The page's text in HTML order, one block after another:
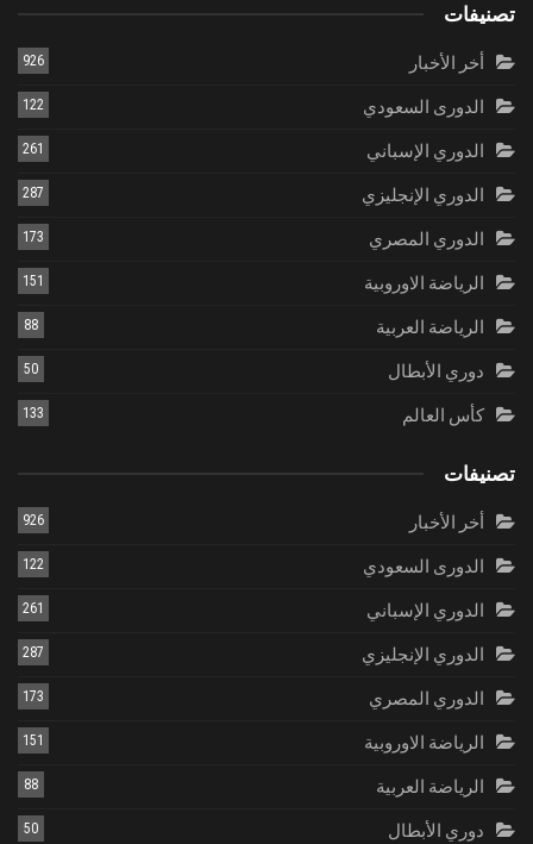
تصنيفات
أخر الأخبار 926
الدورى السعودي 122
الدوري الإسباني 261
الدوري الإنجليزي 287
الدوري المصري 173
الرياضة الاوروبية 151
الرياضة العربية 88
دوري الأبطال 50
كأس العالم 133
تصنيفات
أخر الأخبار 926
الدورى السعودي 122
الدوري الإسباني 261
الدوري الإنجليزي 287
الدوري المصري 173
الرياضة الاوروبية 151
الرياضة العربية 88
دوري الأبطال 50